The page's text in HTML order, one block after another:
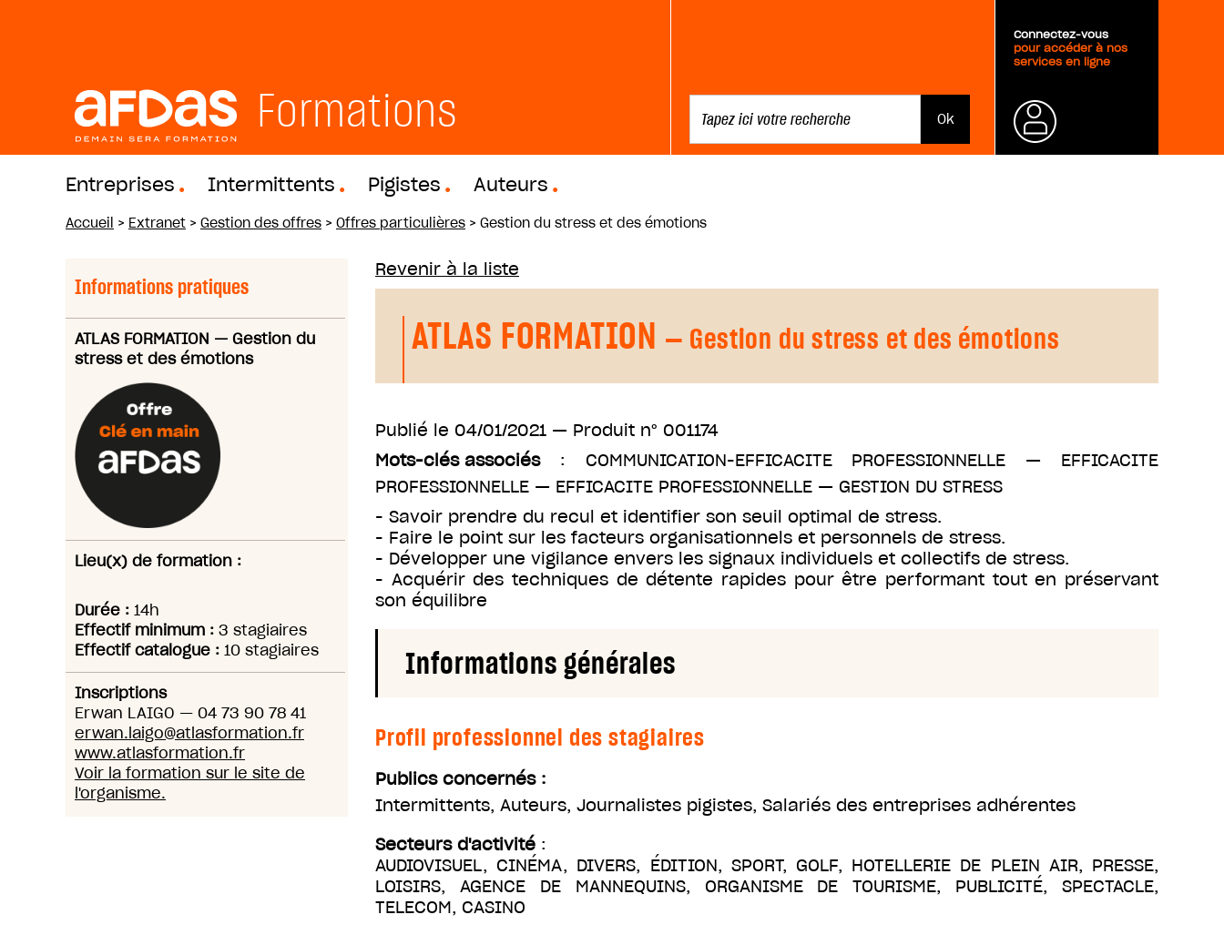
Formations
Connectez-vous
pour accéder à nos
services en ligne
Entreprises Intermittents Pigistes Auteurs
Accueil > Extranet > Gestion des offres > Offres particulières > Gestion du stress et des émotions
Informations pratiques
ATLAS FORMATION — Gestion du
stress et des émotions
Lieu(x) de formation :
Durée : 14h
Effectif minimum : 3 stagiaires
Effectif catalogue : 10 stagiaires
Inscriptions
Erwan LAIGO — 04 73 90 78 41
erwan.laigo@atlasformation.fr
www.atlasformation.fr
Voir la formation sur le site de
l'organisme.
Revenir à la liste
ATLAS FORMATION — Gestion du stress et des émotions
Publié le 04/01/2021 — Produit n° 001174
Mots-clés associés: COMMUNICATION-EFFICACITE PROFESSIONNELLE — EFFICACITE
PROFESSIONNELLE — EFFICACITE PROFESSIONNELLE — GESTION DU STRESS
- Savoir prendre du recul et identifier son seuil optimal de stress.
- Faire le point sur les facteurs organisationnels et personnels de stress.
- Développer une vigilance envers les signaux individuels et collectifs de stress.
- Acquérir des techniques de détente rapides pour être performant tout en préservant
son équilibre
Informations générales
Profil professionnel des stagiaires
Publics concernés :
Intermittents, Auteurs, Journalistes pigistes, Salariés des entreprises adhérentes
Secteurs d'activité :
AUDIOVISUEL, CINÉMA, DIVERS, ÉDITION, SPORT, GOLF, HOTELLERIE DE PLEIN AIR, PRESSE,
LOISIRS, AGENCE DE MANNEQUINS, ORGANISME DE TOURISME, PUBLICITÉ, SPECTACLE,
TELECOM, CASINO